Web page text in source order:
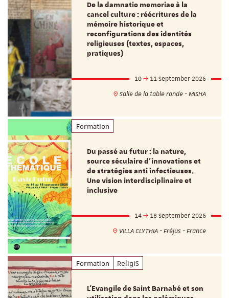
De la damnatio memoriae à la
cancel culture : réécritures de la
mémoire historique et
reconfigurations des identités
religieuses (textes, espaces,
pratiques)
10
11 September 2026
Salle de la table ronde - MISHA
Formation
Du passé au futur : la nature,
source séculaire d’innovations et
de stratégies anti infectieuses.
Une vision interdisciplinaire et
inclusive
14
18 September 2026
VILLA CLYTHIA - Fréjus - France
Formation ReligiS
L’Evangile de Saint Barnabé et son